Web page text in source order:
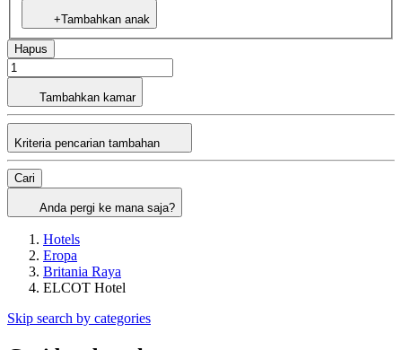
+Tambahkan anak
Hapus
Tambahkan kamar
Kriteria pencarian tambahan
Cari
Anda pergi ke mana saja?
Hotels
Eropa
Britania Raya
ELCOT Hotel
Skip search by categories